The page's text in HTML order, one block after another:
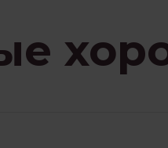
ФИЛОСОФИЯ